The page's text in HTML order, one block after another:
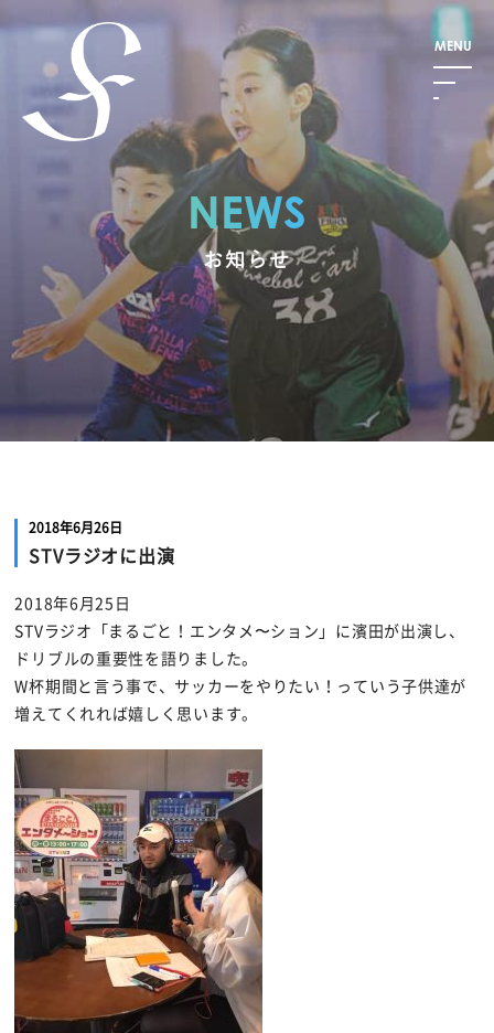
NEWS
お知らせ
2018年6月26日
STVラジオに出演
2018年6月25日
STVラジオ「まるごと！エンタメ〜ション」に濱田が出演し、
ドリブルの重要性を語りました。
W杯期間と言う事で、サッカーをやりたい！っていう子供達が
増えてくれれば嬉しく思います。